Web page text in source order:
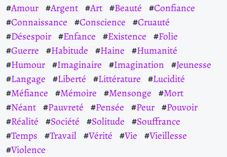
Amour
Argent Art Beauté
Confiance
Connaissance
Conscience
Cruauté
Désespoir
Enfance Existence
Folie
Guerre
Habitude Haine
Humanité
Humour
Imaginaire Imagination
Jeunesse
Langage
Liberté Littérature
Lucidité
Méfiance
Mémoire Mensonge
Mort
Néant
Pauvreté Pensée Peur
Pouvoir
Réalité
Société Solitude
Souffrance
Temps
Travail Vérité Vie
Vieillesse
Violence